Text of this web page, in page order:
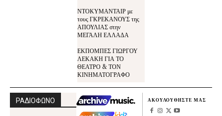
ΝΤΟΚΥΜΑΝΤΑΙΡ με
τους ΓΚΡΕΚΑΝΟΥΣ της
ΑΠΟΥΛΙΑΣ στην
ΜΕΓΑΛΗ ΕΛΛΑΔΑ
ΕΚΠΟΜΠΕΣ ΓΙΩΡΓΟΥ
ΛΕΚΑΚΗ ΓΙΑ ΤΟ
ΘΕΑΤΡΟ & ΤΟΝ
ΚΙΝΗΜΑΤΟΓΡΑΦΟ
ΡΑΔΙΟΦΩΝΟ ΑΚΟΥΛΟΥΘΗΣΤΕ ΜΑΣ